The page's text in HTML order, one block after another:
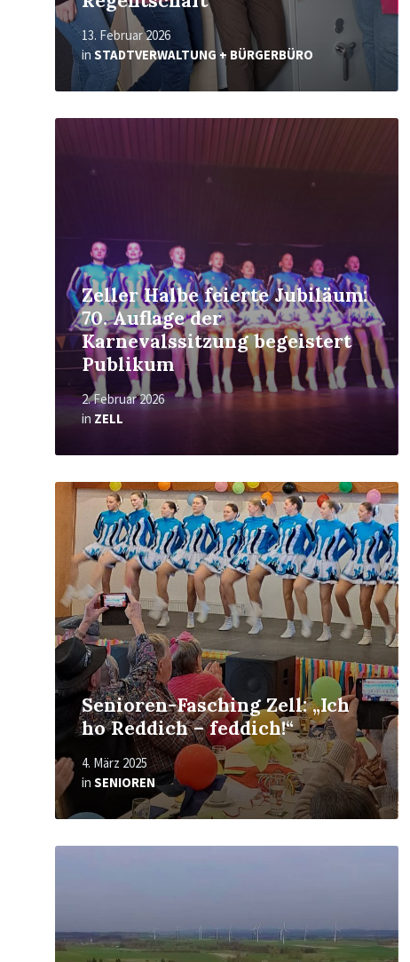
13. Februar 2026
inSTADTVERWALTUNG + BÜRGERBÜRO
Zeller Halbe feierte Jubiläum:
70. Auflage der
Karnevalssitzung begeistert
Publikum
2. Februar 2026
in ZELL
Read
Senioren-Fasching Zell: „Ich
ho Reddich – feddich!“
4. März 2025
in SENIOREN
Read
More
Read